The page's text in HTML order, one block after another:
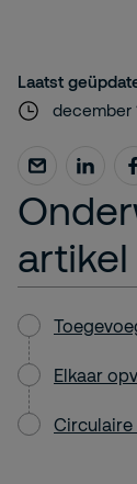
Laatst
december
artikel
Elkaar